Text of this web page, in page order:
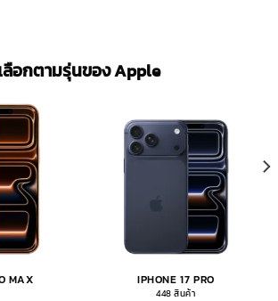
ลือกตามรุ่นของ Apple
MAX IPHONE 17 PRO
448 สินค้า